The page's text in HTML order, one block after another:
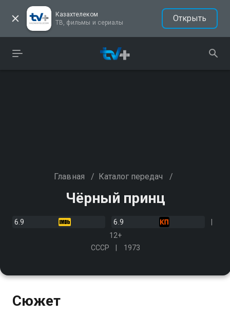
Казахтелеком
ТВ, фильмы и сериалы
Открыть
Главная / Каталог передач /
Чёрный принц
6.9
6.9
12+
СССР
1973
Сюжет